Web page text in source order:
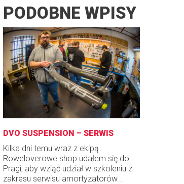
PODOBNE WPISY
DVO SUSPENSION – SERWIS
Kilka dni temu wraz z ekipą
Roweloverowe.shop udałem się do
Pragi, aby wziąć udział w szkoleniu z
zakresu serwisu amortyzatorów...